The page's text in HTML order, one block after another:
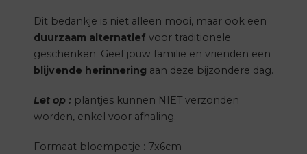
Dit bedankje is niet alleen mooi, maar ook een
duurzaam alternatief voor traditionele
geschenken. Geef jouw familie en vrienden een
blijvende herinnering aan deze bijzondere dag.
Let op : plantjes kunnen NIET verzonden
worden, enkel voor afhaling.
Formaat bloempotje : 7x6cm